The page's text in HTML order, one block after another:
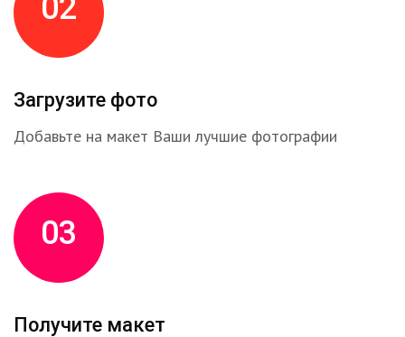
02
Загрузите фото
Добавьте на макет Ваши лучшие фотографии
03
Получите макет